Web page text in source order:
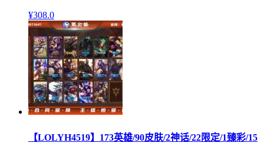
¥308.0
【LOLYH4519】173英雄/90皮肤/2神话/22限定/1臻彩/15